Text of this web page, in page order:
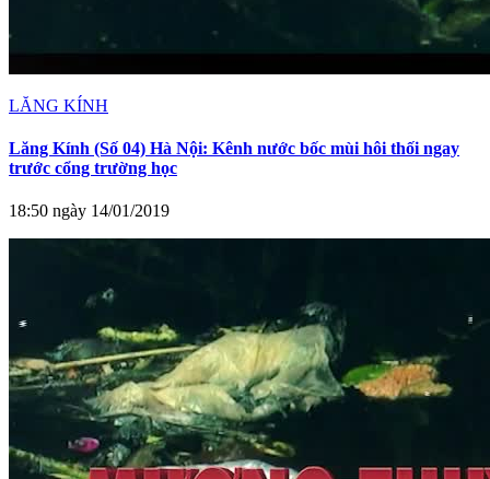
LĂNG KÍNH
Lăng Kính (Số 04) Hà Nội: Kênh nước bốc mùi hôi thối ngay
trước cổng trường học
18:50 ngày 14/01/2019